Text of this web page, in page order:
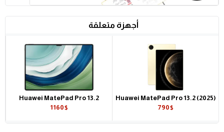
أجهزة متعلقة
Huawei MatePad Pro 13.2 (2025)
790$
Huawei MatePad Pro 13.2
1160$